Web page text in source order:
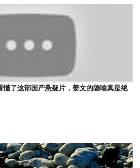
懂了这部国产悬疑片，姜文的隐喻真是绝